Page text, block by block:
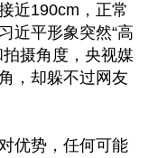
近190cm，正常
近平形象突然“高
摄角度，央视媒
，却躲不过网友
优势，任何可能